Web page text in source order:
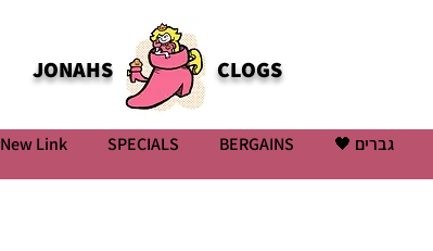
JONAHS CLOGS
גברים 🖤 BERGAINS
SPECIALS
New Link